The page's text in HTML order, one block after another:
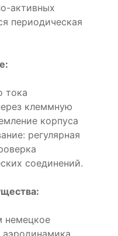
активных
периодическая
тока
клеммную
корпуса
регулярная
соединений.
немецкое
аэродинамика